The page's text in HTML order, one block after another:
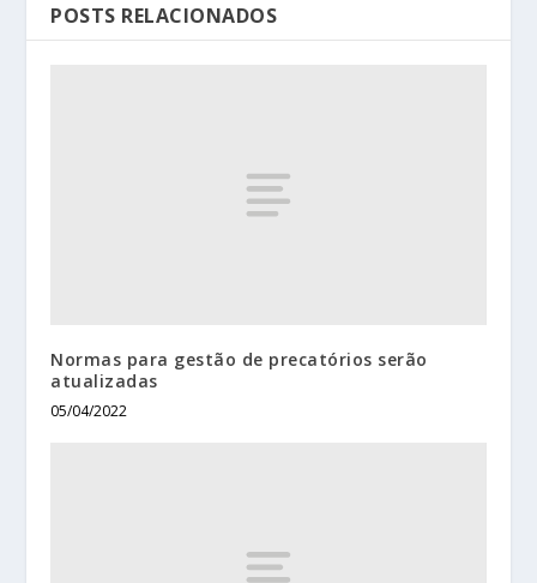
POSTS RELACIONADOS
Normas para gestão de precatórios serão
atualizadas
05/04/2022